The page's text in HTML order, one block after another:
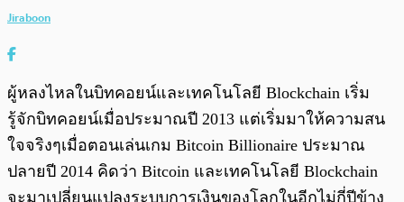
Jiraboon
ผู้หลงไหลในบิทคอยน์และเทคโนโลยี Blockchain เริ่ม
รู้จักบิทคอยน์เมื่อประมาณปี 2013 แต่เริ่มมาให้ความสน
ใจจริงๆเมื่อตอนเล่นเกม Bitcoin Billionaire ประมาณ
ปลายปี 2014 คิดว่า Bitcoin และเทคโนโลยี Blockchain
จะมาเปลี่ยนแปลงระบบการเงินของโลกในอีกไม่กี่ปีข้าง